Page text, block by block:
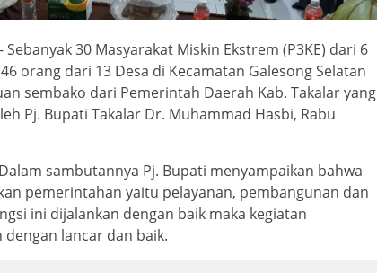
Sebanyak 30 Masyarakat Miskin Ekstrem (P3KE) dari 6
orang dari 13 Desa di Kecamatan Galesong Selatan
sembako dari Pemerintah Daerah Kab. Takalar yang
Pj. Bupati Takalar Dr. Muhammad Hasbi, Rabu
sambutannya Pj. Bupati menyampaikan bahwa
pemerintahan yaitu pelayanan, pembangunan dan
ini dijalankan dengan baik maka kegiatan
lancar dan baik.